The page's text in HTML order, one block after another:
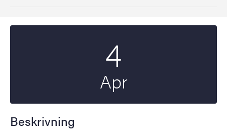
4
Apr
Beskrivning